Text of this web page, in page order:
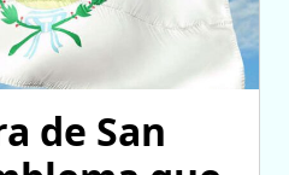
de San